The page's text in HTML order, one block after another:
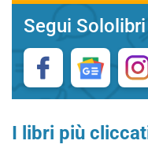
Segui
I libri più